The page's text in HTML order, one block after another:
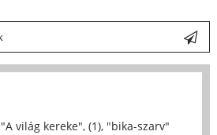
"A világ kereke", (1), "bika-szarv"